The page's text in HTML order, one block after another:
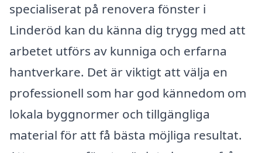
specialiserat på renovera fönster i
Linderöd kan du känna dig trygg med att
arbetet utförs av kunniga och erfarna
hantverkare. Det är viktigt att välja en
professionell som har god kännedom om
lokala byggnormer och tillgängliga
material för att få bästa möjliga resultat.